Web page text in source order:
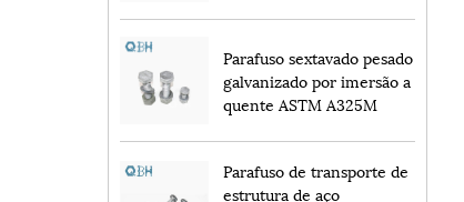
Parafuso sextavado pesado
galvanizado por imersão a
quente ASTM A325M
Parafuso de transporte de
estrutura de aço